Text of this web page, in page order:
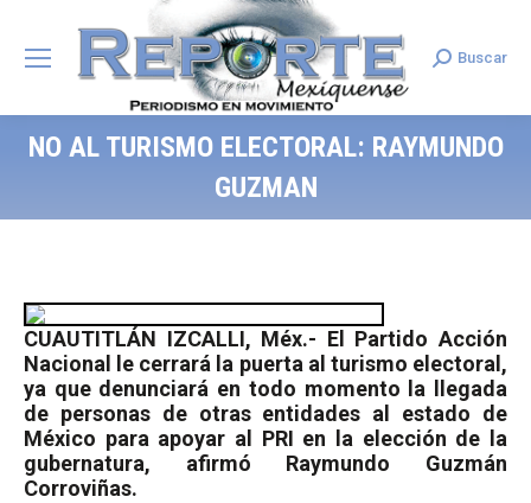
Search:
Buscar
NO AL TURISMO ELECTORAL: RAYMUNDO
GUZMAN
CUAUTITLÁN IZCALLI, Méx.- El Partido Acción
Nacional le cerrará la puerta al turismo electoral,
ya que denunciará en todo momento la llegada
de personas de otras entidades al estado de
México para apoyar al PRI en la elección de la
gubernatura, afirmó Raymundo Guzmán
Corroviñas.